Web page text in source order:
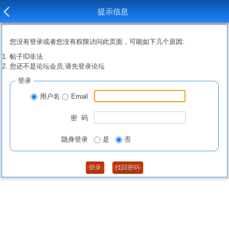
提示信息
您没有登录或者您没有权限访问此页面，可能如下几个原因:
帖子ID非法
您还不是论坛会员,请先登录论坛
登录
用户名 Email
密 码
隐身登录 是 否